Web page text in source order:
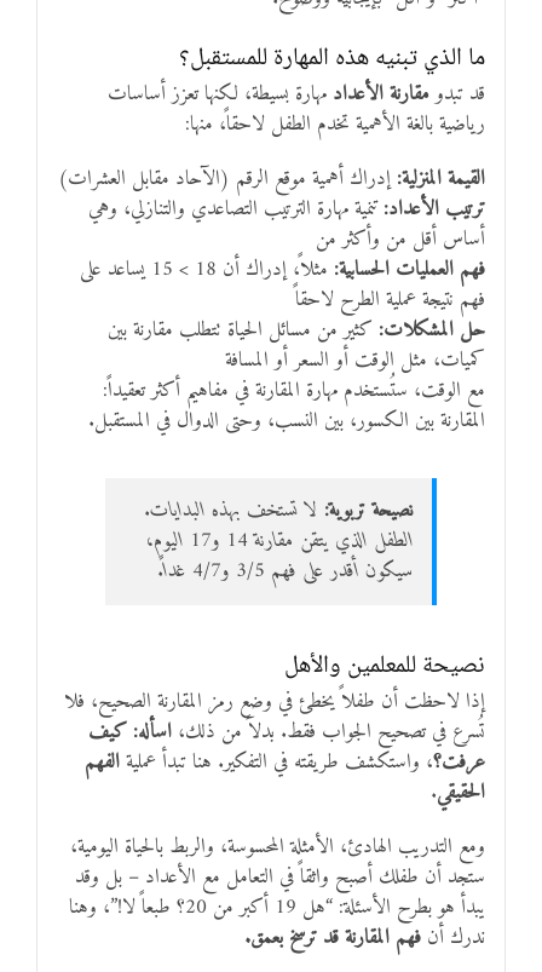
ما الذي تبنيه هذه المهارة للمستقبل؟
قد تبدومقارنة الأعداد مهارة بسيطة، لكنها تعزز أساسات
رياضية بالغة الأهمية تخدم الطفل لاحقاً، منها:
القيمة المنزلية:إدراك أهمية موقع الرقم (الآحاد مقابل العشرات)
ترتيب الأعداد:تنمية مهارة الترتيب التصاعدي والتنازلي، وهي
أساس أقل من وأكثر من
فهم العمليات الحسابية:
مثلاً، إدراك أن 18 > 15 يساعد على
فهم نتيجة عملية الطرح لاحقاً
حل المشكلات: كثير من مسائل الحياة تتطلب مقارنة بين
كميات، مثل الوقت أو السعر أو المسافة
مع الوقت، ستُستخدم مهارة المقارنة في مفاهيم أكثر تعقيداً:
المقارنة بين الكسور، بين النسب، وحتى الدوال في المستقبل.
نصيحة تربوية: لا تستخف بهذه البدايات.
الطفل الذي يتقن مقارنة 14 و17 اليوم،
سيكون أقدر على فهم 3/5 و4/7 غداً.
نصيحة للمعلمين والأهل
إذا لاحظت أن طفلاً يخطئ في وضع رمز المقارنة الصحيح، فلا
تُسرع في تصحيح الجواب فقط. بدلاً من ذلك، اسأله: كيف
عرفت؟، واستكشف طريقته في التفكير. هنا تبدأ عمليةالفهم
الحقيقي.
ومع التدريب الهادئ، الأمثلة المحسوسة، والربط بالحياة اليومية،
ستجد أن طفلك أصبح واثقاً في التعامل مع الأعداد – بل وقد
يبدأ هو بطرح الأسئلة: “هل 19 أكبر من 20؟ طبعاً لا!”، وهنا
ندرك أن فهم المقارنة قد ترسخ بعمق.